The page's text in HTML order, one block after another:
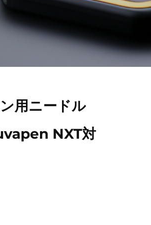
用ニードル
NXT対